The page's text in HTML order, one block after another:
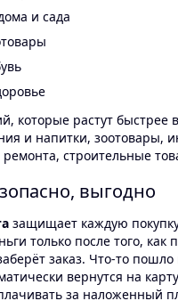
и сада
которые растут быстрее
и напитки, зоотовары,
строительные
выгодно
защищает каждую
только после того, как
заказ. Что-то
вернутся на
за наложенный